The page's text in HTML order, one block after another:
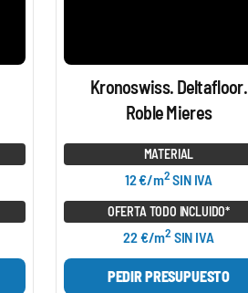
Kronoswiss. Deltafloor.
Roble Mieres
MATERIAL
12 €/m2SIN IVA
OFERTA TODO INCLUIDO*
22 €/m2 SIN IVA
PEDIR PRESUPUESTO